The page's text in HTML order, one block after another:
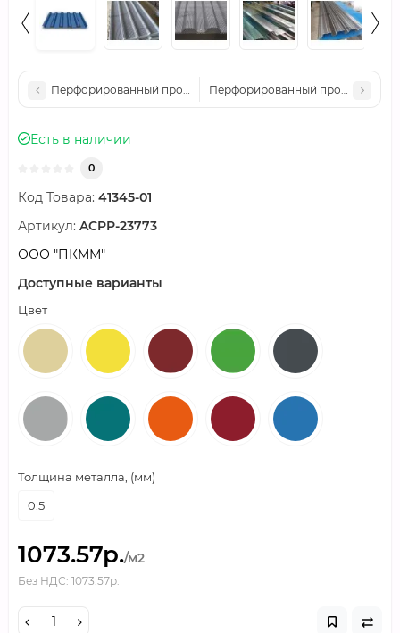
Перфорированный профилированный лист Т40-1064-1,0
Перфорированный
Есть в наличии
0
Код Товара: 41345-01
Артикул: ACPP-23773
ООО "ПКММ"
Доступные варианты
Цвет
Толщина металла, (мм)
0.5
1073.57р./м2
Без НДС: 1073.57р.